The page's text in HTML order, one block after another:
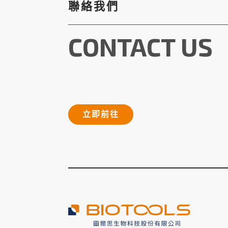
聯絡我們
CONTACT US
立即前往